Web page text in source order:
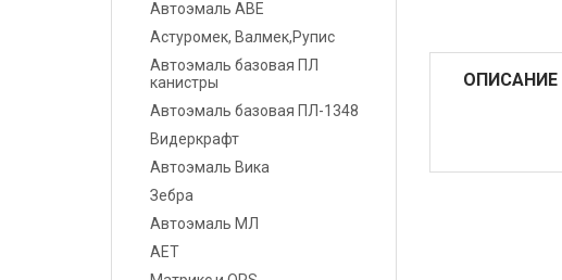
Полировальные системы
Автоэмаль АВЕ
Астуромек, Валмек,Рупис
Автоэмаль базовая ПЛ
канистры
Автоэмаль базовая ПЛ-1348
Видеркрафт
Автоэмаль Вика
Зебра
Автоэмаль МЛ
АЕТ
ОПИСАНИЕ